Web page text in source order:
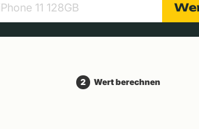
2 Wert berechnen